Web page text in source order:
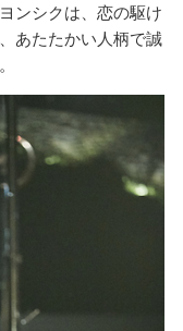
ンシクは、恋の駆け
あたたかい人柄で誠